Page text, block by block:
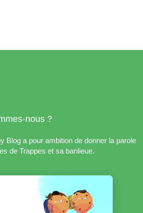
nous ?
Blog a pour ambition de donner la parole
de Trappes et sa banlieue.